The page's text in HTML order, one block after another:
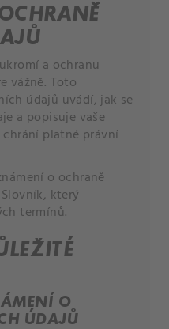
a ochranu
vážně. Toto
údajů uvádí, jak se
a popisuje vaše
chrání platné právní
o ochraně
který
termínů.
O
ÚDAJŮ